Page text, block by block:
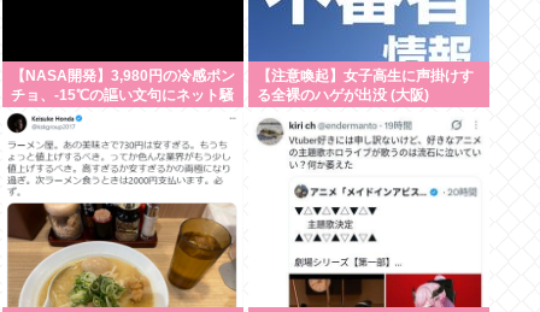
【NASA開発】3,980円の冷感ポン
チョ、-15℃の謳い文句にネット騒
然
【注意喚起】女子高生に声掛けす
る全裸のハゲが出没 (大阪)